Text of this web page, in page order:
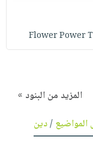
Flower Power
المزيد من البنود »
المواضيع/دين